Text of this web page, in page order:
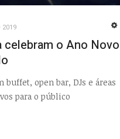
2019
celebram o Ano Novo
buffet, open bar, DJs e áreas
para o público